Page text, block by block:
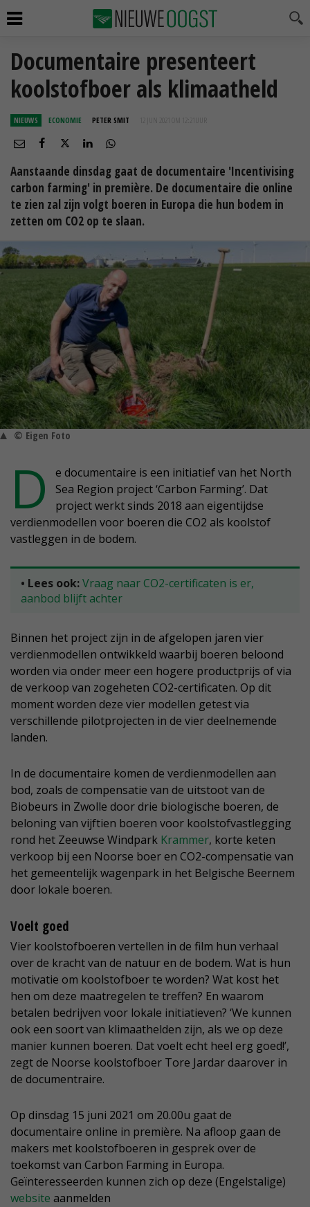
Documentaire presenteert
koolstofboer als klimaatheld
NIEUWS ECONOMIE PETER SMIT 12 JUN 2021 OM 12:21
Aanstaande dinsdag gaat de documentaire 'Incentivising
carbon farming' in première. De documentaire die online
te zien zal zijn volgt boeren in Europa die hun bodem in
zetten om CO2 op te slaan.
© Eigen Foto
D
e documentaire is een initiatief van het North
Sea Region project ‘Carbon Farming’. Dat
project werkt sinds 2018 aan eigentijdse
verdienmodellen voor boeren die CO2 als koolstof
vastleggen in de bodem.
• Lees ook:Vraag naar CO2-certificaten is er,
aanbod blijft achter
Binnen het project zijn in de afgelopen jaren vier
verdienmodellen ontwikkeld waarbij boeren beloond
worden via onder meer een hogere productprijs of via
de verkoop van zogeheten CO2-certificaten. Op dit
moment worden deze vier modellen getest via
verschillende pilotprojecten in de vier deelnemende
landen.
In de documentaire komen de verdienmodellen aan
bod, zoals de compensatie van de uitstoot van de
Biobeurs in Zwolle door drie biologische boeren, de
beloning van vijftien boeren voor koolstofvastlegging
rond het Zeeuwse Windpark Krammer, korte keten
verkoop bij een Noorse boer en CO2-compensatie van
het gemeentelijk wagenpark in het Belgische Beernem
door lokale boeren.
Voelt goed
Vier koolstofboeren vertellen in de film hun verhaal
over de kracht van de natuur en de bodem. Wat is hun
motivatie om koolstofboer te worden? Wat kost het
hen om deze maatregelen te treffen? En waarom
betalen bedrijven voor lokale initiatieven? ‘We kunnen
ook een soort van klimaathelden zijn, als we op deze
manier kunnen boeren. Dat voelt echt heel erg goed!’,
zegt de Noorse koolstofboer Tore Jardar daarover in
de documentraire.
Op dinsdag 15 juni 2021 om 20.00u gaat de
documentaire online in première. Na afloop gaan de
makers met koolstofboeren in gesprek over de
toekomst van Carbon Farming in Europa.
Geïnteresseerden kunnen zich op deze (Engelstalige)
website aanmelden